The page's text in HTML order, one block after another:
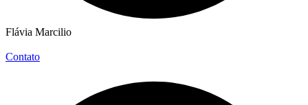
Flávia Marcilio
Contato